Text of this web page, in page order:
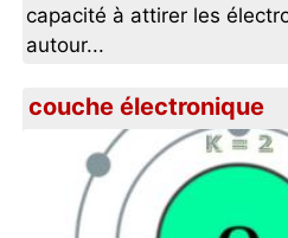
capacité à attirer les
autour...
couche électronique